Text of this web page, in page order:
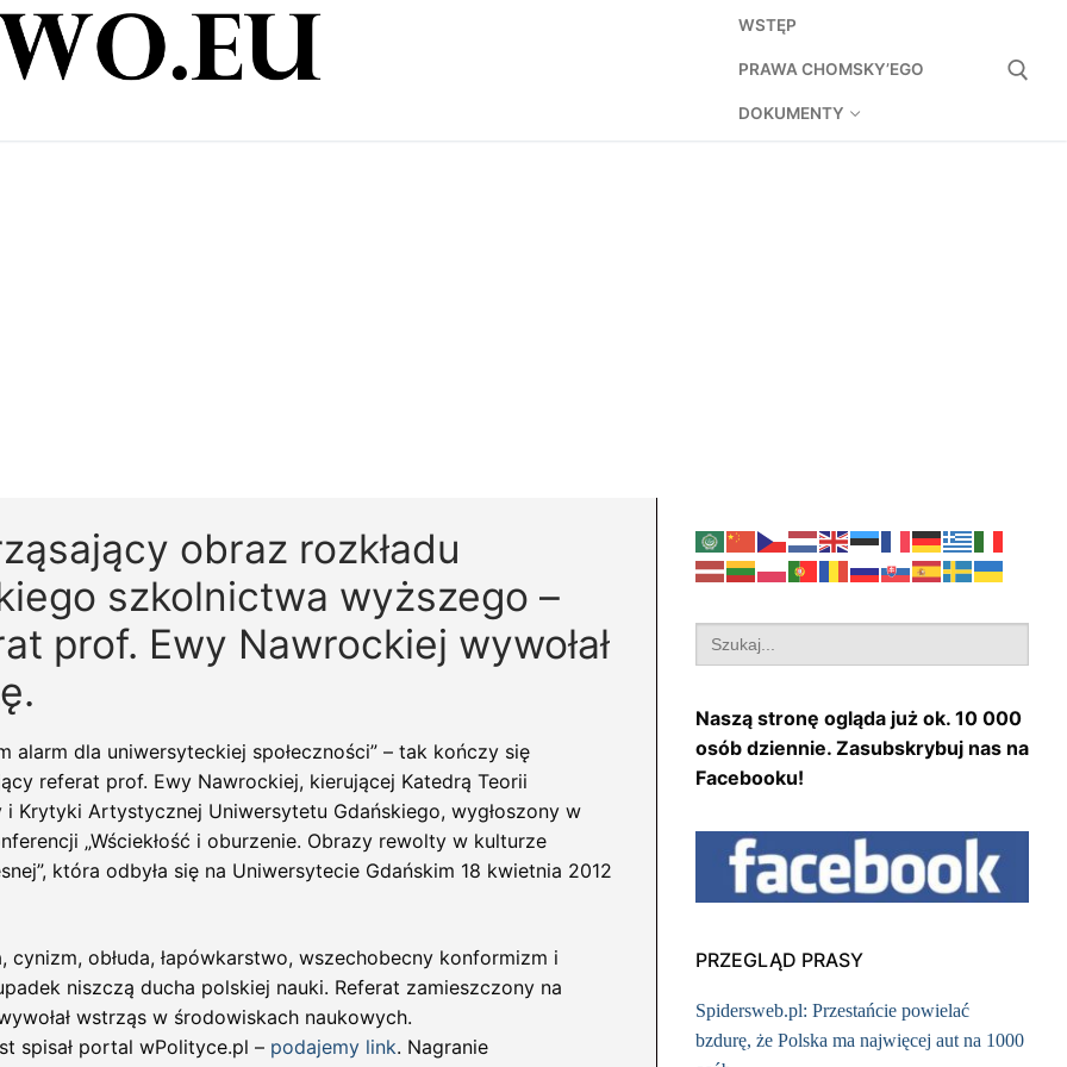
WSTĘP
PRAWA CHOMSKY’EGO
DOKUMENTY
obraz rozkładu
szkolnictwa wyższego –
prof. Ewy Nawrockiej wywołał
alarm dla uniwersyteckiej społeczności” – tak kończy się
referat prof. Ewy Nawrockiej, kierującej Katedrą Teorii
i Krytyki Artystycznej Uniwersytetu Gdańskiego, wygłoszony w
„Wściekłość i oburzenie. Obrazy rewolty w kulturze
która odbyła się na Uniwersytecie Gdańskim 18 kwietnia 2012
cynizm, obłuda, łapówkarstwo, wszechobecny konformizm i
niszczą ducha polskiej nauki. Referat zamieszczony na
wstrząs w środowiskach naukowych.
spisał portal wPolityce.pl – podajemy link. Nagranie
Search
for:
Naszą stronę ogląda już ok. 10 000
osób dziennie. Zasubskrybuj nas na
Facebooku!
PRZEGLĄD PRASY
Spidersweb.pl: Przestańcie powielać
bzdurę, że Polska ma najwięcej aut na 1000